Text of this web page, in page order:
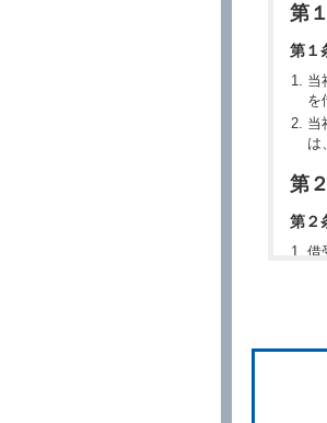
第
第１
当
を
当
は
第
第２
借
場
第